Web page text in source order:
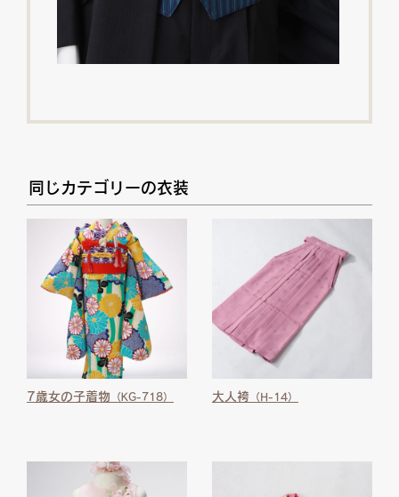
同じカテゴリーの衣装
7歳女の子着物 （KG-718） 大人袴 （H-14）